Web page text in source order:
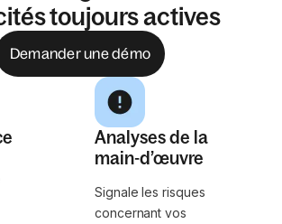
toujours actives
Demander une démo
Analyses de la
main-d’œuvre
Signale les risques
concernant vos